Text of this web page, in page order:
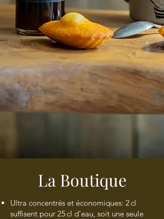
La Boutique
Ultra concentrés et économiques: 2 cl
suffisent pour 25 cl d’eau, soit une seule